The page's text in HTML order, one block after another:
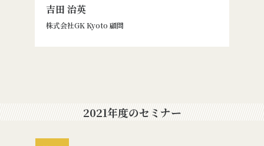
吉田 治英
株式会社GK Kyoto 顧問
2021年度のセミナー